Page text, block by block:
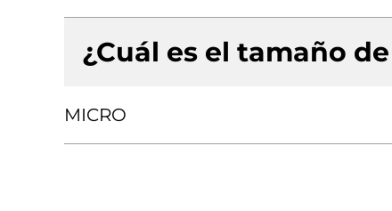
¿Cuál es el tamaño
MICRO